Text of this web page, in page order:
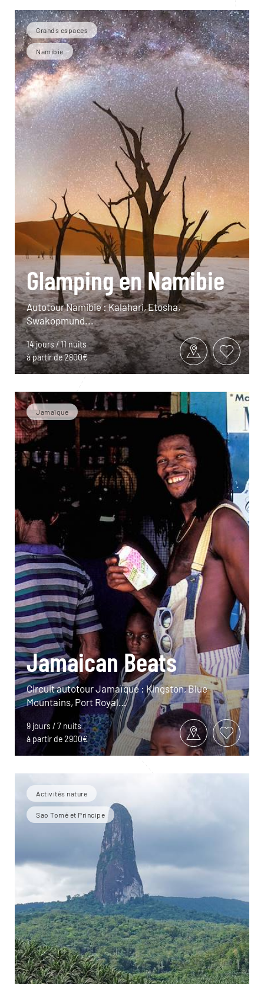
Grands espaces
Namibie
Glamping en Namibie
Autotour Namibie : Kalahari, Etosha,
Swakopmund...
14 jours / 11 nuits
à partir de 2800€
Jamaïque
Jamaican Beats
Circuit autotour Jamaïque : Kingston, Blue
Mountains, Port Royal…
9 jours / 7 nuits
à partir de 2900€
Activités nature
Sao Tomé et Principe